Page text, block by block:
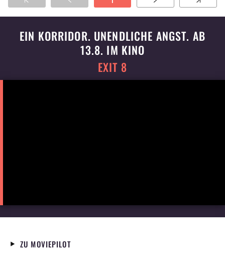
durch die Stadt.
EIN KORRIDOR. UNENDLICHE ANGST. AB
13.8. IM KINO
EXIT 8
ZU MOVIEPILOT